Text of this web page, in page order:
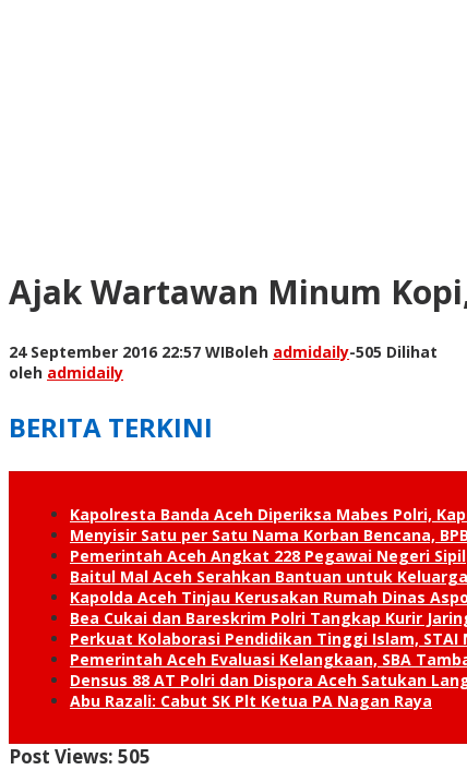
Ajak Wartawan Minum
24 September 2016 22:57 WIBoleh admidaily-505 Dilihat
oleh admidaily
BERITA TERKINI
Kapolresta Banda Aceh Diperiksa Mabes Polri,
Menyisir Satu per Satu Nama Korban Bencana,
Pemerintah Aceh Angkat 228 Pegawai Negeri Sipil
Baitul Mal Aceh Serahkan Bantuan untuk
Kapolda Aceh Tinjau Kerusakan Rumah Dinas
Bea Cukai dan Bareskrim Polri Tangkap Kurir
Perkuat Kolaborasi Pendidikan Tinggi Islam,
Pemerintah Aceh Evaluasi Kelangkaan, SBA
Densus 88 AT Polri dan Dispora Aceh Satukan
Abu Razali: Cabut SK Plt Ketua PA Nagan Raya
Post Views: 505